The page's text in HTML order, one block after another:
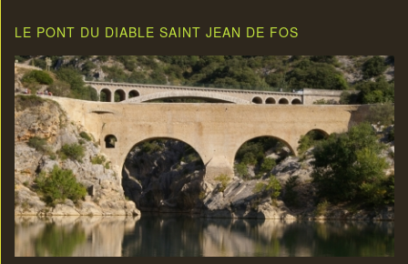
LE PONT DU DIABLE SAINT JEAN DE FOS